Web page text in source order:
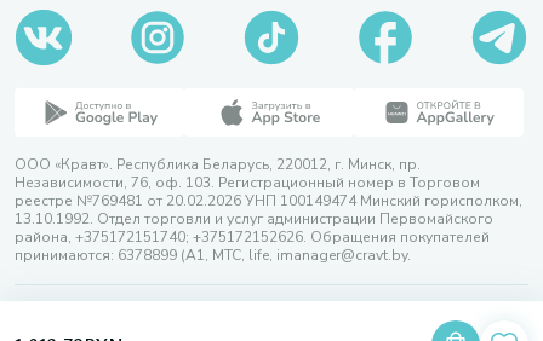
ООО «Кравт». Республика Беларусь, 220012, г. Минск, пр.
Независимости, 76, оф. 103. Регистрационный номер в Торговом
реестре №769481 от 20.02.2026 УНП 100149474 Минский горисполком,
13.10.1992. Отдел торговли и услуг администрации Первомайского
района, +375172151740; +375172152626. Обращения покупателей
принимаются: 6378899 (А1, МТС, life, imanager@cravt.by.